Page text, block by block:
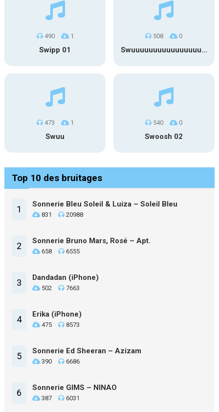
490 1
Swipp 01
508 0
Swuuuuuuuuuuuuuuuuuuuuuu
473 1
Swuu
540 0
Swoosh 02
Top 10 des bruitages
1 Sonnerie Bleu Soleil & Luiza – Soleil Bleu
831 20988
2 Sonnerie Bruno Mars, Rosé – Apt.
658 6555
3 Dandadan (iPhone)
502 7663
4 Erika (iPhone)
475 8573
5 Sonnerie Ed Sheeran – Azizam
390 6686
6 Sonnerie GIMS – NINAO
387 6031